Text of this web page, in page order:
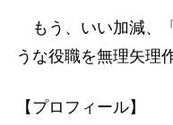
もう、いい加減、
うな役職を無理矢理
【プロフィール】